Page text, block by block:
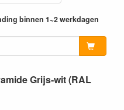
binnen 1~2 werkdagen
Grijs-wit (RAL